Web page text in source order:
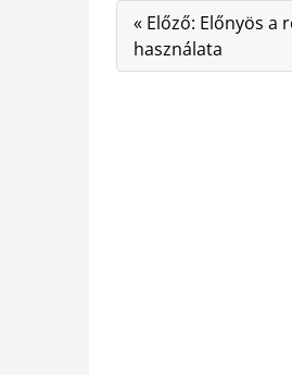
« Előző: Előnyös a
használata